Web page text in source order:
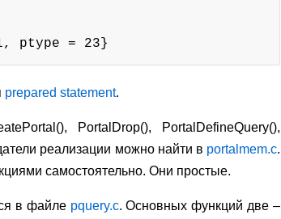
ptype = 23}
prepared statement.
PortalDrop(), PortalDefineQuery(),
реализации можно найти в portalmem.c.
самостоятельно. Они простые.
в файле pquery.c. Основных функций две –